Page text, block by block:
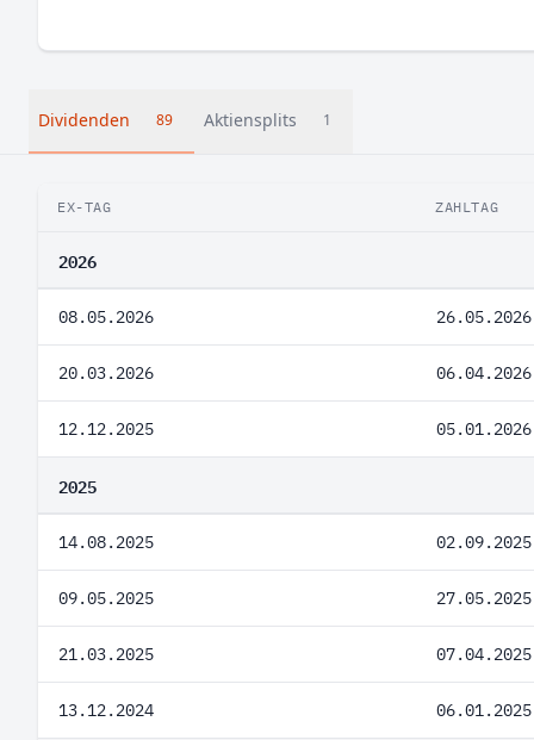
Dividenden 89 Aktiensplits 1
EX-TAG ZAHLTAG
2026
08.05.2026 26.05.2026
20.03.2026 06.04.2026
12.12.2025 05.01.2026
2025
14.08.2025 02.09.2025
09.05.2025 27.05.2025
21.03.2025 07.04.2025
13.12.2024 06.01.2025